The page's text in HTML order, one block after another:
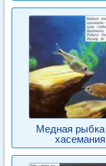
Медная
хасемания